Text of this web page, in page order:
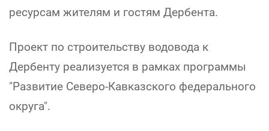
ресурсам жителям и гостям Дербента.
Проект по строительству водовода к
Дербенту реализуется в рамках программы
"Развитие Северо-Кавказского федерального
округа".